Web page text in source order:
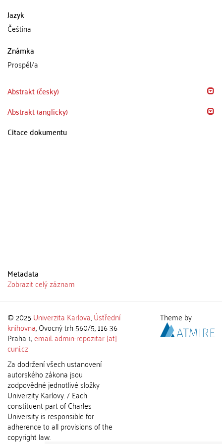
Jazyk
Čeština
Známka
Prospěl/a
Abstrakt (česky)
Abstrakt (anglicky)
Citace dokumentu
Metadata
Zobrazit celý záznam
© 2025 Univerzita Karlova,Ústřední
knihovna, Ovocný trh 560/5, 116 36
Praha 1;email: admin-repozitar [at]
cuni.cz
Za dodržení všech ustanovení
autorského zákona jsou
zodpovědné jednotlivé složky
Univerzity Karlovy. / Each
constituent part of Charles
University is responsible for
adherence to all provisions of the
copyright law.
Theme by